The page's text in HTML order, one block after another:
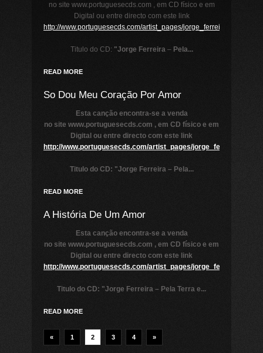
no site www.portuguesecds.com , em CD físico e em
Digital ou entre directo com este link
http://www.portuguesecds.com/artist_pages/jorge_ferreira/
Titulo do CD: "Jorge Ferreira– Pela...
READ MORE
So Dou Meu Coração Por Amor
Esta canção encontra-se a venda
no site www.portuguesecds.com , em CD físico e em
Digital ou entre directo com este link
http://www.portuguesecds.com/artist_pages/jorge_ferreira/
Titulo do CD: "Jorge Ferreira– Pela...
READ MORE
A História De Um Amor
Esta canção encontra-se a venda
no site www.portuguesecds.com , em CD físico e em
Digital ou entre directo com este link
http://www.portuguesecds.com/artist_pages/jorge_ferreira/
Titulo do CD: "Jorge Ferreira – Pela Terra e...
READ MORE
« 1 2 3 4 »